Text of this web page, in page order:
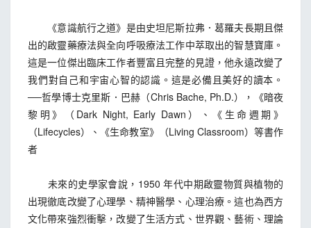
《意識航行之道》是由史坦尼斯拉弗．葛羅夫長期且傑
出的啟靈藥療法與全向呼吸療法工作中萃取出的智慧寶庫。
這是一位傑出臨床工作者豐富且完整的見證，他永遠改變了
我們對自己和宇宙心智的認識。這是必備且美好的讀本。
──哲學博士克里斯．巴赫（Chris Bache, Ph.D.），《暗夜
黎明》（Dark Night, Early Dawn）、《生命週期》
（Lifecycles）、《生命教室》（Living Classroom）等書作
者
未來的史學家會說，1950 年代中期啟靈物質與植物的
出現徹底改變了心理學、精神醫學、心理治療。這也為西方
文化帶來強烈衝擊，改變了生活方式、世界觀、藝術、理論